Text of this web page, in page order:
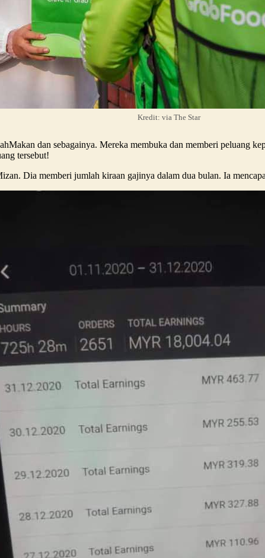
Kredit: via The Star
dan sebagainya. Mereka membuka dan memberi peluang
tersebut!
Dia memberi jumlah kiraan gajinya dalam dua bulan. Ia